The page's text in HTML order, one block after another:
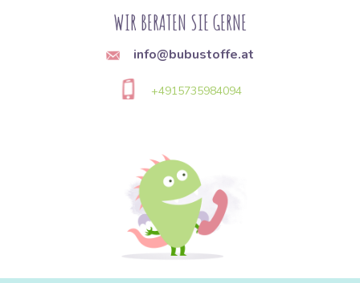
Warum Baumwolle wählen?
Die Haut darunter kann atmen.
Absorbiert Feuchtigkeit hervorragend.
2. Einteilung der
Baumwollstoffe in unserem
WIR BERATEN SIE GERNE
info@bubustoffe.at
+4915735984094